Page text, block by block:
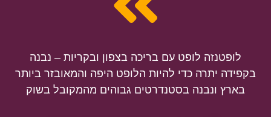
לופטנזה לופט עם בריכה בצפון ובקריות – נבנה
בקפידה יתרה כדי להיות הלופט היפה והמאובזר ביותר
בארץ ונבנה בסטנדרטים גבוהים מהמקובל בשוק